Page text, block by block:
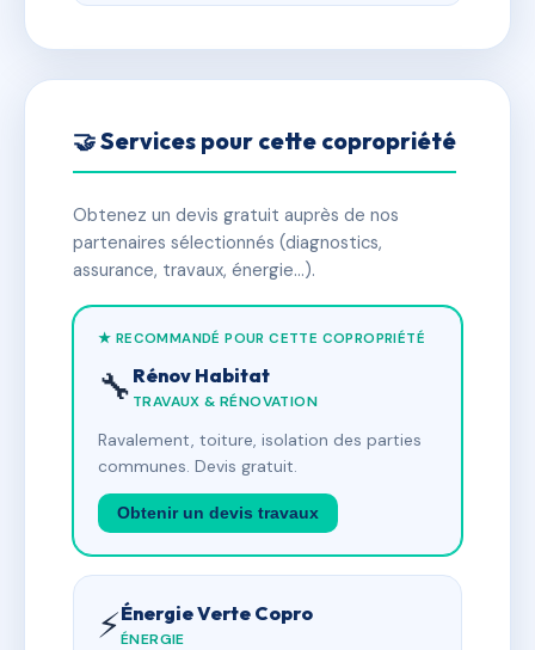
🤝 Services pour cette copropriété
Obtenez un devis gratuit auprès de nos
partenaires sélectionnés (diagnostics,
assurance, travaux, énergie…).
★ RECOMMANDÉ POUR CETTE COPROPRIÉTÉ
🔧 Rénov Habitat
TRAVAUX & RÉNOVATION
Ravalement, toiture, isolation des parties
communes. Devis gratuit.
Obtenir un devis travaux
⚡Énergie Verte Copro
ÉNERGIE